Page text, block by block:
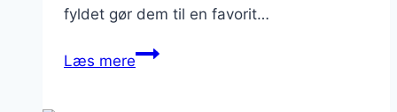
fyldet gør dem til en favorit…
Læs mereBagte